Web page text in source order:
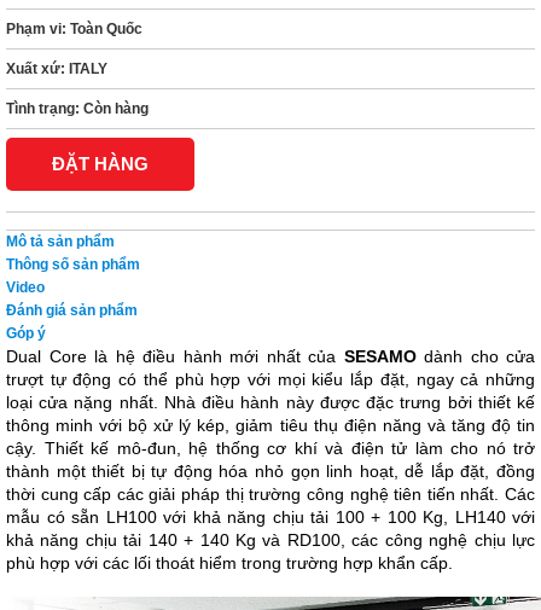
Phạm vi: Toàn Quốc
Xuất xứ: ITALY
Tình trạng: Còn hàng
ĐẶT HÀNG
Mô tả sản phẩm
Thông số sản phẩm
Video
Đánh giá sản phẩm
Góp ý
Dual Core là hệ điều hành mới nhất của SESAMO dành cho cửa
trượt tự động có thể phù hợp với mọi kiểu lắp đặt, ngay cả những
loại cửa nặng nhất. Nhà điều hành này được đặc trưng bởi thiết kế
thông minh với bộ xử lý kép, giảm tiêu thụ điện năng và tăng độ tin
cậy. Thiết kế mô-đun, hệ thống cơ khí và điện tử làm cho nó trở
thành một thiết bị tự động hóa nhỏ gọn linh hoạt, dễ lắp đặt, đồng
thời cung cấp các giải pháp thị trường công nghệ tiên tiến nhất. Các
mẫu có sẵn LH100 với khả năng chịu tải 100 + 100 Kg, LH140 với
khả năng chịu tải 140 + 140 Kg và RD100, các công nghệ chịu lực
phù hợp với các lối thoát hiểm trong trường hợp khẩn cấp.